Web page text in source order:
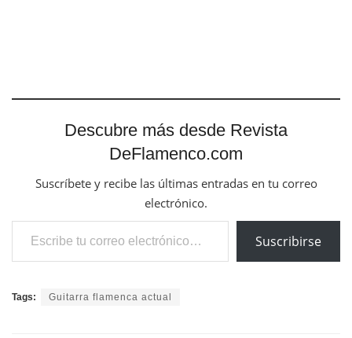
Descubre más desde Revista
DeFlamenco.com
Suscríbete y recibe las últimas entradas en tu correo
electrónico.
Escribe tu correo electrónico…
Suscribirse
Tags: Guitarra flamenca actual